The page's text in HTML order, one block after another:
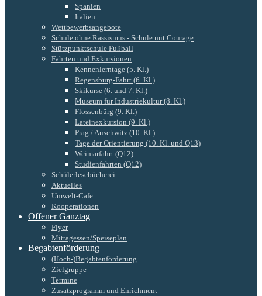
Spanien
Italien
Wettbewerbsangebote
Schule ohne Rassismus - Schule mit Courage
Stützpunktschule Fußball
Fahrten und Exkursionen
Kennenlerntage (5. Kl.)
Regensburg-Fahrt (6. Kl.)
Skikurse (6. und 7. Kl.)
Museum für Industriekultur (8. Kl.)
Flossenbürg (9. Kl.)
Lateinexkursion (9. Kl.)
Prag / Auschwitz (10. Kl.)
Tage der Orientierung (10. Kl. und Q13)
Weimarfahrt (Q12)
Studienfahrten (Q12)
Schülerlesebücherei
Aktuelles
Umwelt-Cafe
Kooperationen
Offener Ganztag
Flyer
Mittagessen/Speiseplan
Begabtenförderung
(Hoch-)Begabtenförderung
Zielgruppe
Termine
Zusatzprogramm und Enrichment